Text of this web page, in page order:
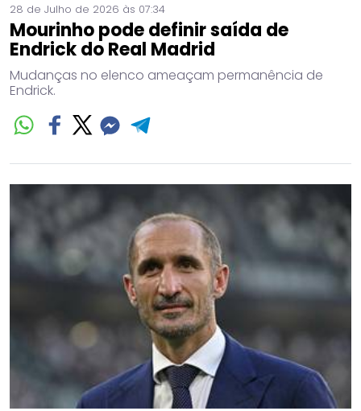
28 de Julho de 2026 às 07:34
Mourinho pode definir saída de
Endrick do Real Madrid
Mudanças no elenco ameaçam permanência de
Endrick.